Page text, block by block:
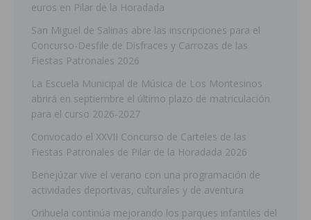
euros en Pilar de la Horadada
San Miguel de Salinas abre las inscripciones para el
Concurso-Desfile de Disfraces y Carrozas de las
Fiestas Patronales 2026
La Escuela Municipal de Música de Los Montesinos
abrirá en septiembre el último plazo de matriculación
para el curso 2026-2027
Convocado el XXVII Concurso de Carteles de las
Fiestas Patronales de Pilar de la Horadada 2026
Benejúzar vive el verano con una programación de
actividades deportivas, culturales y de aventura
Orihuela continúa mejorando los parques infantiles del